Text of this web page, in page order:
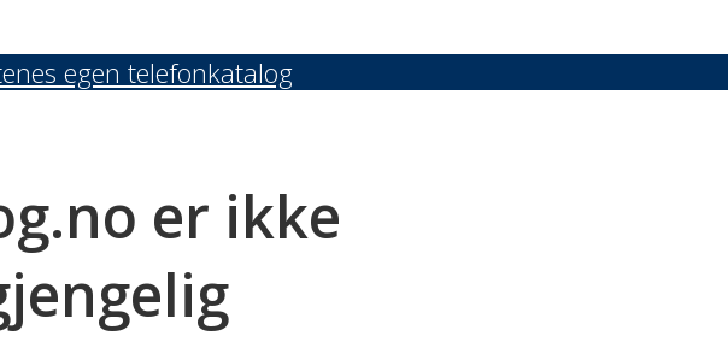
egen telefonkatalog
er ikke